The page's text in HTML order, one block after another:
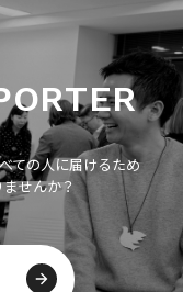
ての人に届けるため
せんか？